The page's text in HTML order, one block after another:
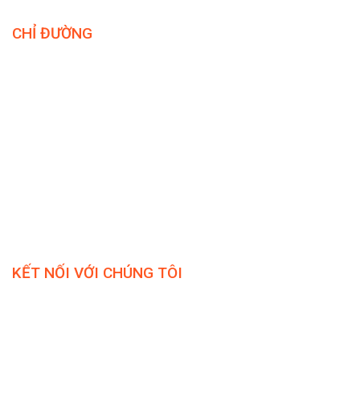
CHỈ ĐƯỜNG
KẾT NỐI VỚI CHÚNG TÔI